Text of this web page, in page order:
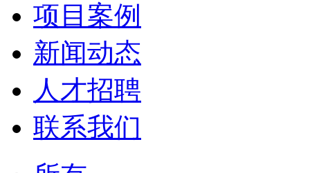
项目案例
新闻动态
人才招聘
联系我们